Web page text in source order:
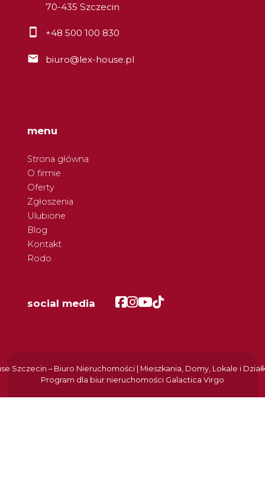
70-435 Szczecin
+48 500 100 830
biuro@lex-house.pl
menu
Strona główna
O firmie
Oferty
Zgłoszenia
Ulubione
Blog
Kontakt
Rodo
social media Facebook
Facebook
Facebook
Facebook
Szczecin – Biuro Nieruchomości | Mieszkania, Domy, Lokale i
Program dla biur nieruchomości Galactica Virgo